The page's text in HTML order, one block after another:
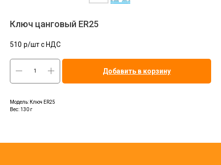
Ключ цанговый ER25
510 р/шт c НДС
Добавить в корзину
Модель: Ключ ER25
Вес: 130 г